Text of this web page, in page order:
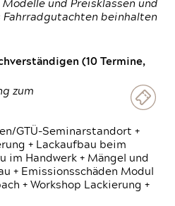
und Preisklassen und
Fahrradgutachten beinhalten
(10 Termine,
zum
GTÜ-Seminarstandort +
+ Lackaufbau beim
im Handwerk + Mängel und
+ Emissionsschäden Modul
+ Workshop Lackierung +